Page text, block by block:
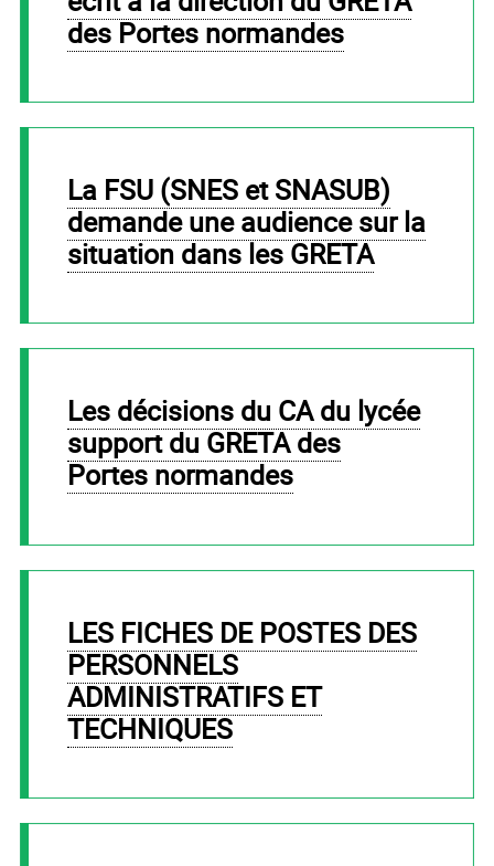
des Portes normandes
La FSU (SNES et SNASUB)
demande une audience sur la
situation dans les GRETA
Les décisions du CA du lycée
support du GRETA des
Portes normandes
LES FICHES DE POSTES DES
PERSONNELS
ADMINISTRATIFS ET
TECHNIQUES